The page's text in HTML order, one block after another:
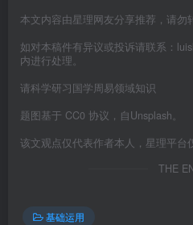
本文内容由星理网友分享推荐，请勿
如对本稿件有异议或投诉请联系：
内进行处理。
请科学研习国学周易领域知识
题图基于 CC0 协议，自Unsplash。
该文观点仅代表作者本人，星理平台
THE
基础运用